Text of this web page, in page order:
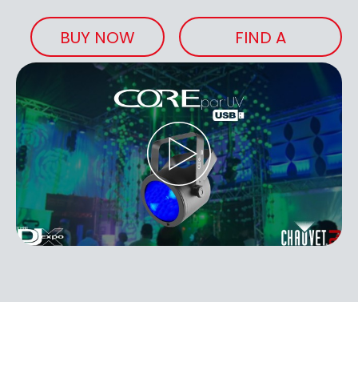
BUY NOW
FIND A
RETAILER